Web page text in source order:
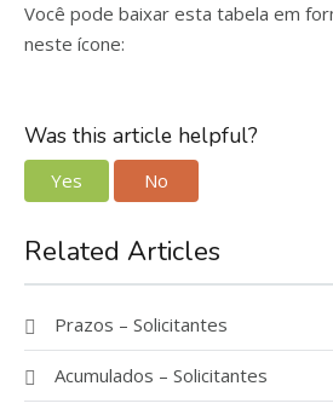
Você pode baixar esta tabela em
neste ícone:
Was this article helpful?
Yes No
Related Articles
Prazos – Solicitantes
Acumulados – Solicitantes